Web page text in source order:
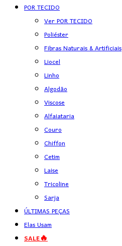
POR TECIDO
Ver POR TECIDO
Poliéster
Fibras Naturais & Artificiais
Liocel
Linho
Algodão
Viscose
Alfaiataria
Couro
Chiffon
Cetim
Laise
Tricoline
Sarja
ÚLTIMAS PEÇAS
Elas Usam
SALE🔥